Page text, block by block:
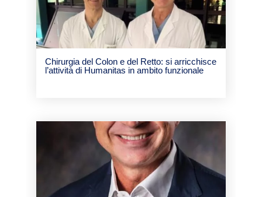
Chirurgia del Colon e del Retto: si arricchisce
l’attività di Humanitas in ambito funzionale